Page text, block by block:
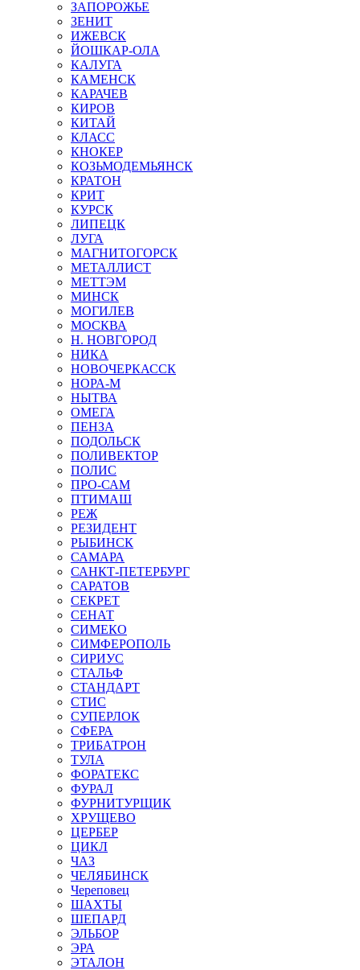
ЗАПОРОЖЬЕ
ЗЕНИТ
ИЖЕВСК
ЙОШКАР-ОЛА
КАЛУГА
КАМЕНСК
КАРАЧЕВ
КИРОВ
КИТАЙ
КЛАСС
КНОКЕР
КОЗЬМОДЕМЬЯНСК
КРАТОН
КРИТ
КУРСК
ЛИПЕЦК
ЛУГА
МАГНИТОГОРСК
МЕТАЛЛИСТ
МЕТТЭМ
МИНСК
МОГИЛЕВ
МОСКВА
Н. НОВГОРОД
НИКА
НОВОЧЕРКАССК
НОРА-М
НЫТВА
ОМЕГА
ПЕНЗА
ПОДОЛЬСК
ПОЛИВЕКТОР
ПОЛИС
ПРО-САМ
ПТИМАШ
РЕЖ
РЕЗИДЕНТ
РЫБИНСК
САМАРА
САНКТ-ПЕТЕРБУРГ
САРАТОВ
СЕКРЕТ
СЕНАТ
СИМЕКО
СИМФЕРОПОЛЬ
СИРИУС
СТАЛЬФ
СТАНДАРТ
СТИС
СУПЕРЛОК
СФЕРА
ТРИБАТРОН
ТУЛА
ФОРАТЕКС
ФУРАЛ
ФУРНИТУРЩИК
ХРУЩЕВО
ЦЕРБЕР
ЦИКЛ
ЧАЗ
ЧЕЛЯБИНСК
Череповец
ШАХТЫ
ШЕПАРД
ЭЛЬБОР
ЭРА
ЭТАЛОН